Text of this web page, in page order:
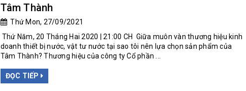
Tâm Thành
Thứ Mon, 27/09/2021
Thứ Năm, 20 Tháng Hai 2020 | 21:00 CH Giữa muôn vàn thương hiệu kinh
doanh thiết bị nước, vật tư nước tại sao tôi nên lựa chọn sản phẩm của
Tâm Thành? Thương hiệu của công ty Cổ phần ...
ĐỌC TIẾP